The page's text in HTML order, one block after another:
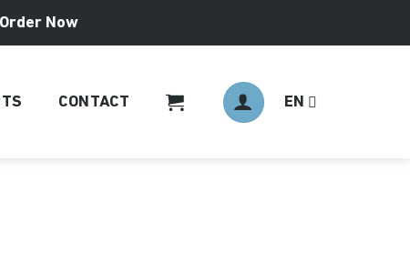
Order Now
CONTACT EN